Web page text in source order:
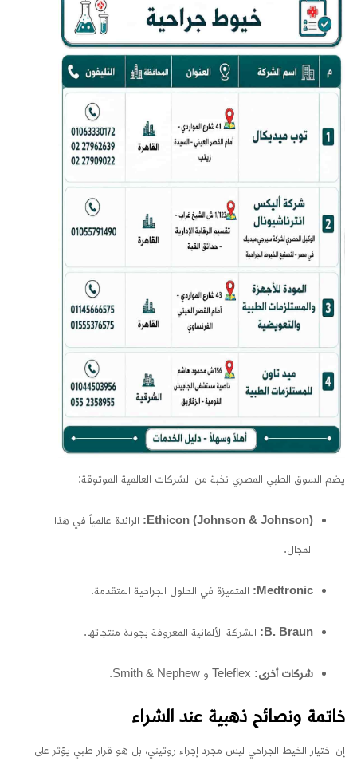
يضم السوق الطبي المصري نخبة من الشركات العالمية الموثوقة:
Ethicon (Johnson & Johnson): الرائدة عالمياً في هذا
المجال.
Medtronic: المتميزة في الحلول الجراحية المتقدمة.
B. Braun: الشركة الألمانية المعروفة بجودة منتجاتها.
شركات أخرى:
خاتمة ونصائح ذهبية عند الشراء
إن اختيار الخيط الجراحي ليس مجرد إجراء روتيني، بل هو قرار طبي يؤثر على